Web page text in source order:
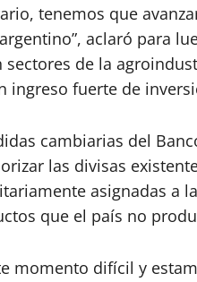
tenemos que
aclaró para
sectores de la
ingreso fuerte de
cambiarias del
las divisas
asignadas a la
que el país no
momento difícil y